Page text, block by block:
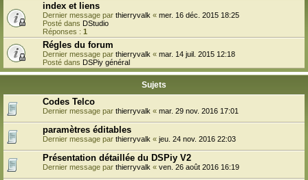
index et liens
Dernier message par thierryvalk « mer. 16 déc. 2015 18:25
Posté dans DStudio
Réponses : 1
Régles du forum
Dernier message par thierryvalk « mar. 14 juil. 2015 12:18
Posté dans DSPiy général
Sujets
Codes Telco
Dernier message par thierryvalk « mar. 29 nov. 2016 17:01
paramètres éditables
Dernier message par thierryvalk « jeu. 24 nov. 2016 22:03
Présentation détaillée du DSPiy V2
Dernier message par thierryvalk « ven. 26 août 2016 16:19